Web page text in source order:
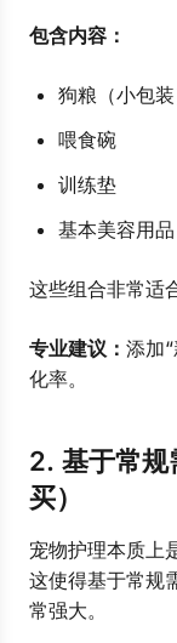
包含内容：
狗粮（小包装
喂食碗
训练垫
基本美容用品
这些组合非常适
专业建议：添加
化率。
2. 基于常规
买）
宠物护理本质上
这使得基于常规
常强大。